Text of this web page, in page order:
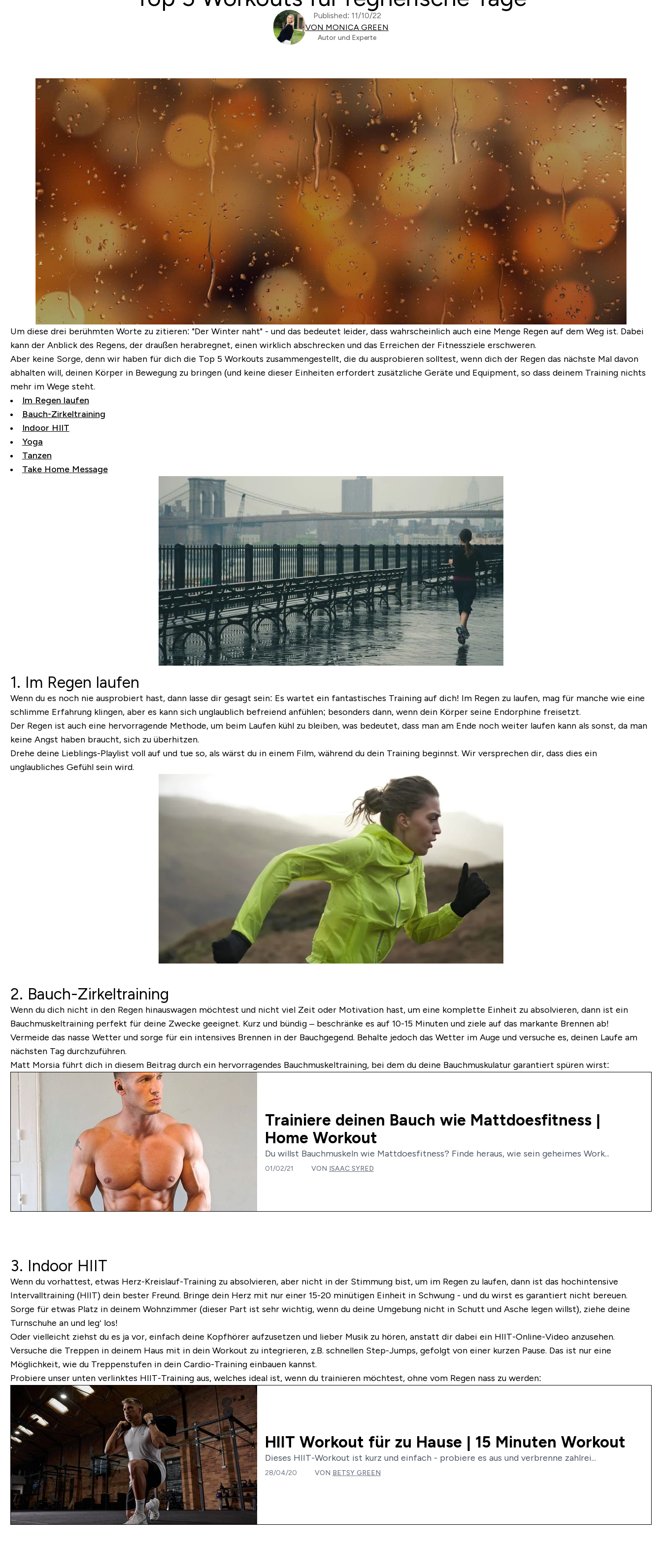
Published: 11/10/22
VON MONICA GREEN
Autor und Experte
Um diese drei berühmten Worte zu zitieren: "Der Winter naht" - und das bedeutet leider, dass wahrscheinlich auch eine Menge Regen auf dem Weg ist. Dabei
kann der Anblick des Regens, der draußen herabregnet, einen wirklich abschrecken und das Erreichen der Fitnessziele erschweren.
Aber keine Sorge, denn wir haben für dich die Top 5 Workouts zusammengestellt,die du ausprobieren solltest, wenn dich der Regen das nächste Mal davon
abhalten will, deinen Körper in Bewegung zu bringen (und keine dieser Einheiten erfordert zusätzliche Geräte und Equipment, so dass deinem Training nichts
mehr im Wege steht.
Im Regen laufen
Bauch-Zirkeltraining
Indoor HIIT
Yoga
Tanzen
Take Home Message
1. Im Regen laufen
Wenn du es noch nie ausprobiert hast, dann lasse dir gesagt sein: Es wartet ein fantastisches Training auf dich! Im Regen zu laufen, mag für manche wie eine
schlimme Erfahrung klingen, aber es kann sich unglaublich befreiend anfühlen; besonders dann, wenn dein Körper seine Endorphine freisetzt.
Der Regen ist auch eine hervorragende Methode, um beim Laufen kühl zu bleiben, was bedeutet, dass man am Ende noch weiter laufen kann als sonst, da man
keine Angst haben braucht, sich zu überhitzen.
Drehe deine Lieblings-Playlist voll auf und tue so, als wärst du in einem Film, während du dein Training beginnst. Wir versprechen dir, dass dies ein
unglaubliches Gefühl sein wird.
2. Bauch-Zirkeltraining
Wenn du dich nicht in den Regen hinauswagen möchtest und nicht viel Zeit oder Motivation hast, um eine komplette Einheit zu absolvieren, dann ist ein
Bauchmuskeltraining perfekt für deine Zwecke geeignet. Kurz und bündig – beschränke es auf 10-15 Minuten und ziele auf das markante Brennen ab!
Vermeide das nasse Wetter und sorge für ein intensives Brennen in der Bauchgegend. Behalte jedoch das Wetter im Auge und versuche es, deinen Laufe am
nächsten Tag durchzuführen.
Matt Morsia führt dich in diesem Beitrag durch ein hervorragendes Bauchmuskeltraining, bei dem du deine Bauchmuskulatur garantiert spüren wirst:
Trainiere deinen Bauch wie Mattdoesfitness |
Home Workout
Du willst Bauchmuskeln wie Mattdoesfitness? Finde heraus, wie sein geheimes Work...
01/02/21 VON ISAAC SYRED
3. Indoor HIIT
Wenn du vorhattest, etwas Herz-Kreislauf-Training zu absolvieren, aber nicht in der Stimmung bist, um im Regen zu laufen, dann ist das hochintensive
Intervalltraining (HIIT) dein bester Freund. Bringe dein Herz mit nur einer 15-20 minütigen Einheit in Schwung - und du wirst es garantiert nicht bereuen.
Sorge für etwas Platz in deinem Wohnzimmer (dieser Part ist sehr wichtig, wenn du deine Umgebung nicht in Schutt und Asche legen willst), ziehe deine
Turnschuhe an und leg‘ los!
Oder vielleicht ziehst du es ja vor, einfach deine Kopfhörer aufzusetzen und lieber Musik zu hören, anstatt dir dabei ein HIIT-Online-Video anzusehen.
Versuche die Treppen in deinem Haus mit in dein Workout zu integrieren, z.B. schnellen Step-Jumps, gefolgt von einer kurzen Pause. Das ist nur eine
Möglichkeit, wie du Treppenstufen in dein Cardio-Training einbauen kannst.
Probiere unser unten verlinktes HIIT-Training aus, welches ideal ist, wenn du trainieren möchtest, ohne vom Regen nass zu werden:
HIIT Workout für zu Hause | 15 Minuten Workout
Dieses HIIT-Workout ist kurz und einfach - probiere es aus und verbrenne zahlrei...
28/04/20 VON BETSY GREEN